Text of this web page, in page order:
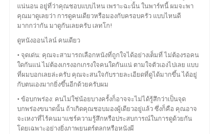
แน่นอน อยู่ที่ว่าคุณชอบแบบไหน เพราะฉะนั้น ในพาร์ทนี้ ผมจะพา
คุณมาดูเลยว่า การดูคนเดียวหรือมองกับครอบครัว แบบไหนดี
มากกว่ากัน มาดูกันเลยครับ เลทโก!
ดูหนังออนไลน์ คนเดียว
• จุดเด่น: คุณจะสามารถเลือกหนังที่ถูกใจได้อย่างเต็มที่ ไม่ต้องรอคน
ใดกันแน่ ไม่ต้องเกรงอกเกรงใจคนใดกันแน่ ตามใจตัวเองไปเลย แบบ
ที่ผมบอกเลยล่ะครับ คุณจะสนใจกับรายละเอียดที่ดูได้มากขึ้น ได้อยู่
กับตนเองมากยิ่งขึ้นอีกด้วยครับผม
• ข้อบกพร่อง: คนไม่ใช่น้อยบางครั้งก็อาจจะไม่ได้รู้สึกว่าเป็นจุด
บกพร่องขนาดนั้น ถ้าเกิดคุณชอบมองผู้เดียวอยู่แล้ว ซึ่งก็คือ คุณอาจ
จะเหงาที่ไร้คนมาแชร์ความรู้สึกหรือประสบการณ์ในการดูด้วยกัน
โดยเฉพาะอย่างยิ่งภาพยนตร์ตลกหรือหนังผี